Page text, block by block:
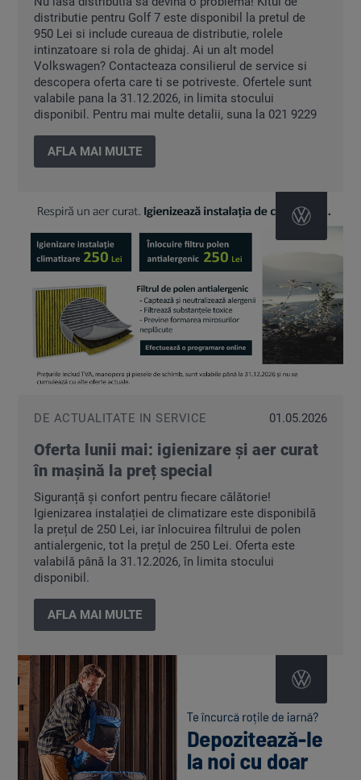
distributie pentru Golf 7 este disponibil la pretul de
950 Lei si include cureaua de distributie, rolele
intinzatoare si rola de ghidaj. Ai un alt model
Volkswagen? Contacteaza consilierul de service si
descopera oferta care ti se potriveste. Ofertele sunt
valabile pana la 31.12.2026, in limita stocului
disponibil. Pentru mai multe detalii, suna la 021 9229
AFLA MAI MULTE
DE ACTUALITATE IN SERVICE 01.05.2026
Oferta lunii mai: igienizare și aer curat
în mașină la preț special
Siguranță și confort pentru fiecare călătorie!
Igienizarea instalației de climatizare este disponibilă
la prețul de 250 Lei, iar înlocuirea filtrului de polen
antialergenic, tot la prețul de 250 Lei. Oferta este
valabilă până la 31.12.2026, în limita stocului
disponibil.
AFLA MAI MULTE